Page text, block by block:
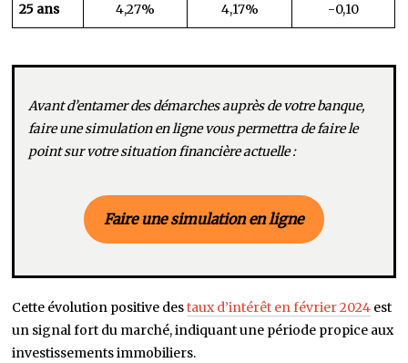
25 ans 4,27% 4,17% -0,10
Avant d’entamer des démarches auprès de votre banque,
faire une simulation en ligne vous permettra de faire le
point sur votre situation financière actuelle :
Faire une simulation en ligne
Cette évolution positive destaux d’intérêt en février 2024 est
un signal fort du marché, indiquant une période propice aux
investissements immobiliers.